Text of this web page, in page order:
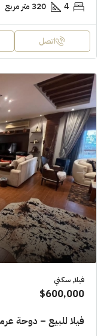
4 320 متر مربع
اتصل
فيلا, سكني
$600,000
فيلا للبيع – دوحة